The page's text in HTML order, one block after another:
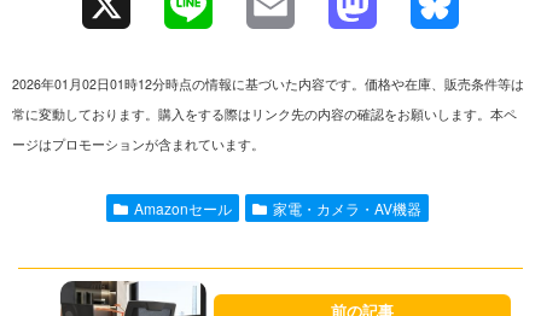
e
l o
o y
2026年01月02日01時12分時点の情報に基づいた内容です。価格や在庫、販売条件等は
常に変動しております。購入をする際はリンク先の内容の確認をお願いします。本ペ
ージはプロモーションが含まれています。
Amazonセール 家電・カメラ・AV機器